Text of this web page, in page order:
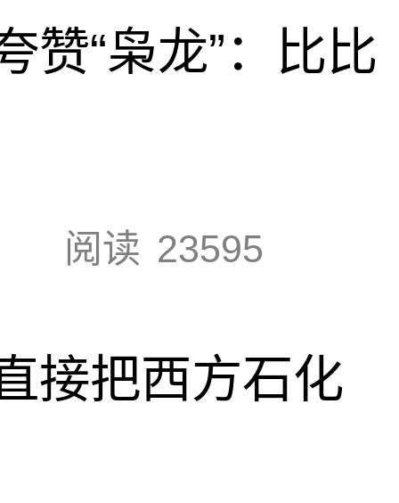
赞“枭龙”：比比
阅读 23595
接把西方石化